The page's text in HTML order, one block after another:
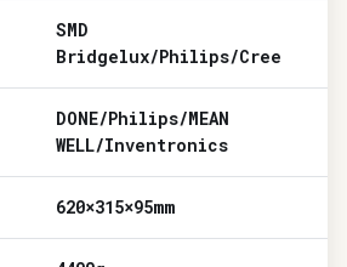
SMD
Bridgelux/Philips/Cree
DONE/Philips/MEAN
WELL/Inventronics
620×315×95mm